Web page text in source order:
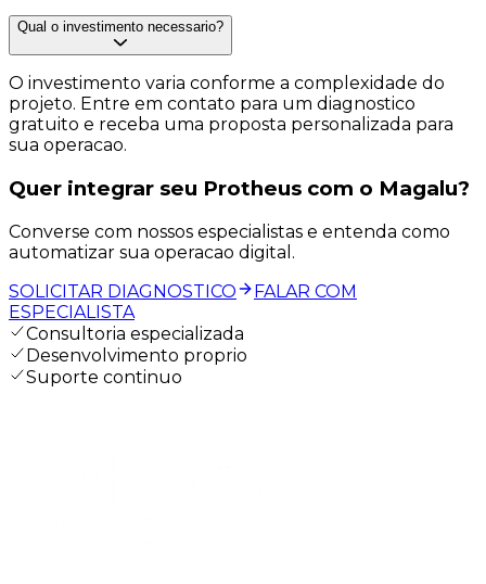
Qual o investimento necessario?
O investimento varia conforme a complexidade do
projeto. Entre em contato para um diagnostico
gratuito e receba uma proposta personalizada para
sua operacao.
Quer integrar seu Protheus com o Magalu?
Converse com nossos especialistas e entenda como
automatizar sua operacao digital.
SOLICITAR DIAGNOSTICO
FALAR COM
ESPECIALISTA
Consultoria especializada
Desenvolvimento proprio
Suporte continuo